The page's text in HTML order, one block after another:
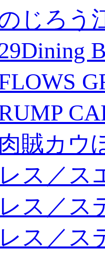
じろう
賊カウ
ス／ス
ス／ス
ス／ス